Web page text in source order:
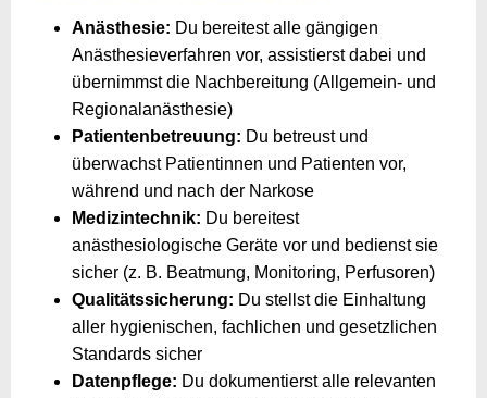
Anästhesie: Du bereitest alle gängigen
Anästhesieverfahren vor, assistierst dabei und
übernimmst die Nachbereitung (Allgemein- und
Regionalanästhesie)
Patientenbetreuung: Du betreust und
überwachst Patientinnen und Patienten vor,
während und nach der Narkose
Medizintechnik: Du bereitest
anästhesiologische Geräte vor und bedienst sie
sicher (z. B. Beatmung, Monitoring, Perfusoren)
Qualitätssicherung: Du stellst die Einhaltung
aller hygienischen, fachlichen und gesetzlichen
Standards sicher
Datenpflege: Du dokumentierst alle relevanten